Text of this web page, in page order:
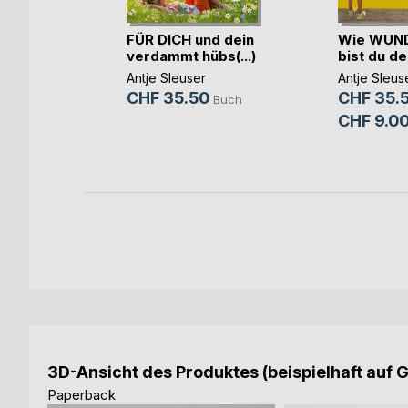
FÜR DICH und dein
verdammt hübs(...)
Antje Sleuser
CHF 35.50 Buch
Wie
bist du
Antje
CHF
CHF
3D-Ansicht des Produktes (beispielhaft auf
Paperback